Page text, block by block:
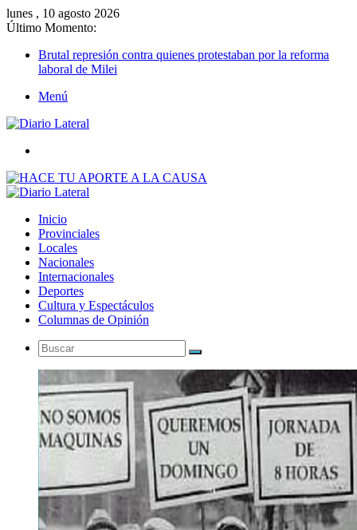
lunes , 10 agosto 2026
Último Momento:
Brutal represión contra quienes protestaban por la reforma
laboral de Milei
Menú
Inicio
Provinciales
Locales
Nacionales
Internacionales
Deportes
Cultura y Espectáculos
Columnas de Opinión
Buscar